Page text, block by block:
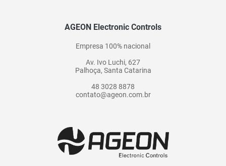
AGEON Electronic Controls
Empresa 100% nacional
Av. Ivo Luchi, 627
Palhoça, Santa Catarina
48 3028 8878
contato@ageon.com.br